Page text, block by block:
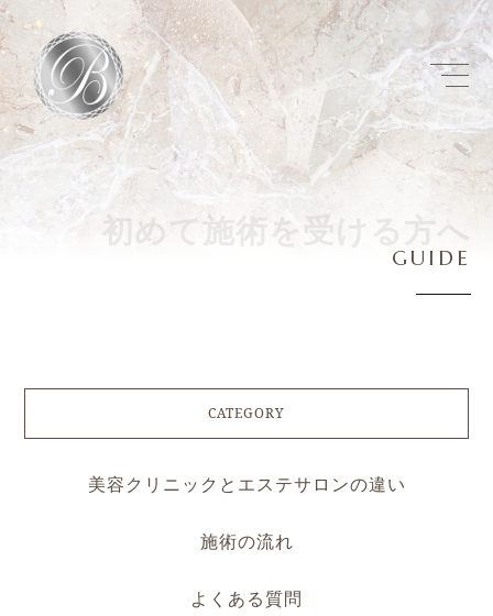
初 めて施 術 を受 け る 方 へ
GUI D E
CATEGORY
美容クリニックとエステサロンの違い
施術の流れ
よくある質問